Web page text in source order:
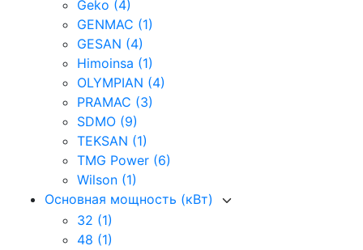
Geko (4)
GENMAC (1)
GESAN (4)
Himoinsa (1)
OLYMPIAN (4)
PRAMAC (3)
SDMO (9)
TEKSAN (1)
TMG Power (6)
Wilson (1)
Основная мощность (кВт)
32 (1)
48 (1)